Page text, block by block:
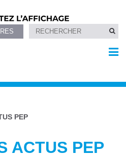
PEP
ACTUS PEP